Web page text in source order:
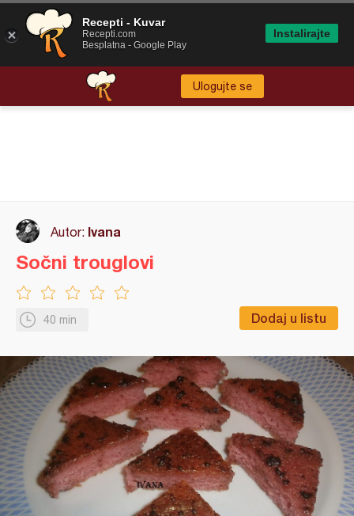
Ulogujte se
Autor: Ivana
40 min Dodaj u listu
Sočni trouglovi
Recepti - Kuvar
Recepti.com
Besplatna - Google Play
Instalirajte